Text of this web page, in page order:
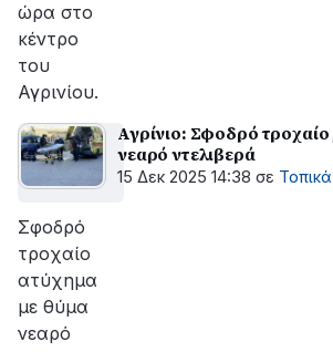
ώρα στο
κέντρο
του
Αγρινίου.
Αγρίνιο: Σφοδρό τροχαίο
νεαρό ντελιβερά
15 Δεκ 2025 14:38 σε Τοπικά
Σφοδρό
τροχαίο
ατύχημα
με θύμα
νεαρό